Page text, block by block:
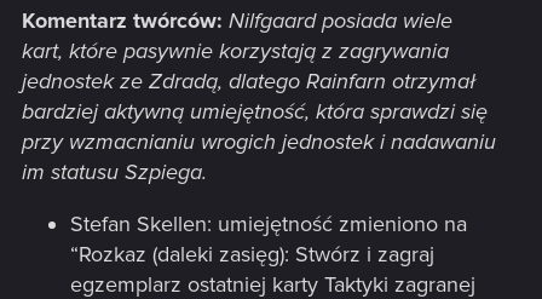
Komentarz twórców: Nilfgaard posiada wiele
kart, które pasywnie korzystają z zagrywania
jednostek ze Zdradą, dlatego Rainfarn otrzymał
bardziej aktywną umiejętność, która sprawdzi się
przy wzmacnianiu wrogich jednostek i nadawaniu
im statusu Szpiega.
Stefan Skellen: umiejętność zmieniono na
“Rozkaz (daleki zasięg): Stwórz i zagraj
egzemplarz ostatniej karty Taktyki zagranej